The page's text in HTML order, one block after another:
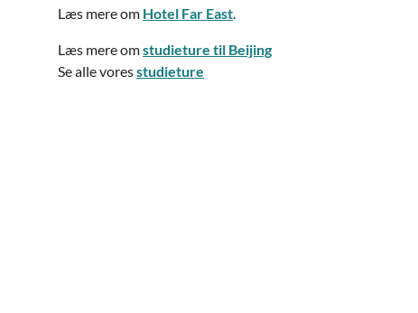
Læs mere om Hotel Far East.
Læs mere omstudieture til Beijing
Se alle voresstudieture